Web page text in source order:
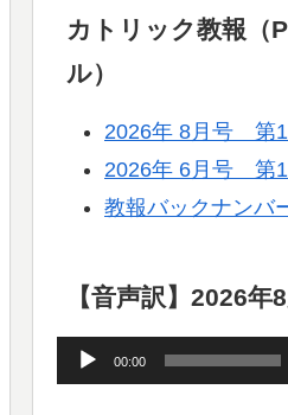
カトリック教報（
ル）
2026年 8月号 第
2026年 6月号 第
教報バックナンバ
【音声訳】2026年
声
00:00